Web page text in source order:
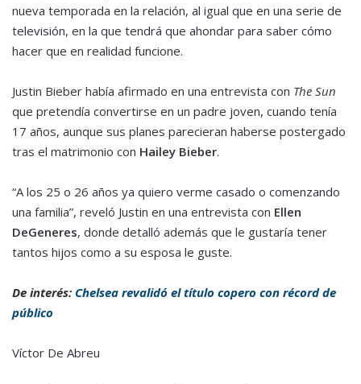
nueva temporada en la relación, al igual que en una serie de
televisión, en la que tendrá que ahondar para saber cómo
hacer que en realidad funcione.
Justin Bieber había afirmado en una entrevista con The Sun
que pretendía convertirse en un padre joven, cuando tenía
17 años, aunque sus planes parecieran haberse postergado
tras el matrimonio con Hailey Bieber.
“A los 25 o 26 años ya quiero verme casado o comenzando
una familia”, reveló Justin en una entrevista con Ellen
DeGeneres, donde detalló además que le gustaría tener
tantos hijos como a su esposa le guste.
De interés: Chelsea revalidó el título copero con récord de
público
Víctor De Abreu